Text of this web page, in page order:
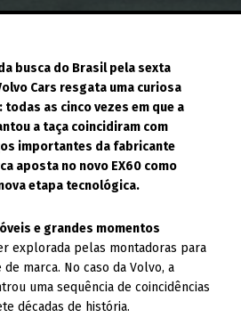
busca do Brasil pela sexta
Cars resgata uma curiosa
as cinco vezes em que a
a taça coincidiram com
importantes da fabricante
aposta no novo EX60 como
etapa tecnológica.
e grandes momentos
explorada pelas montadoras para
marca. No caso da Volvo, a
uma sequência de coincidências
décadas de história.